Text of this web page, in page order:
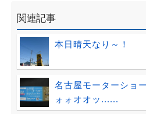
関連記事
本日晴天なり～！
名古屋モーターショ
ォォオオッ......